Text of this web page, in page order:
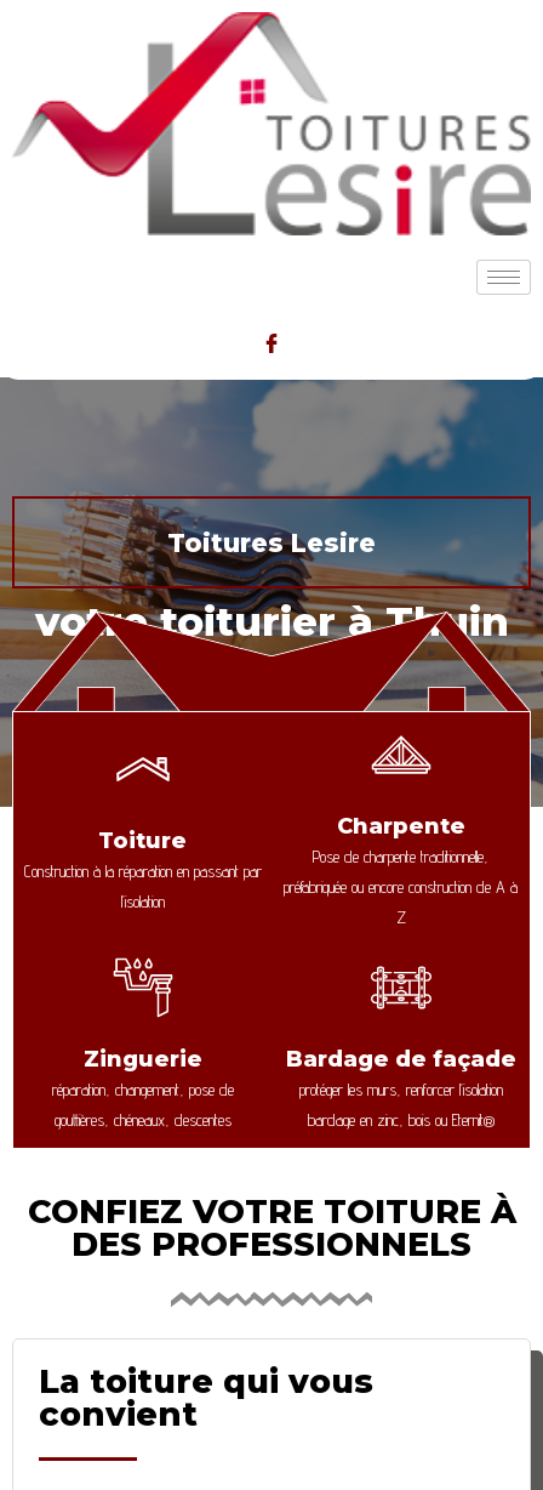
Toitures Lesire
votre toiturier à Thuin
Toiture
Construction à la réparation en passant par
l’isolation
Charpente
Pose de charpente traditionnelle,
préfabriquée ou encore construction de A à
Z
Zinguerie
réparation, changement, pose de
gouttières, chéneaux, descentes
Bardage de façade
protéger les murs, renforcer l’isolation
bardage en zinc, bois ou Eternit®
CONFIEZ VOTRE TOITURE À
DES PROFESSIONNELS
La toiture qui vous
convient